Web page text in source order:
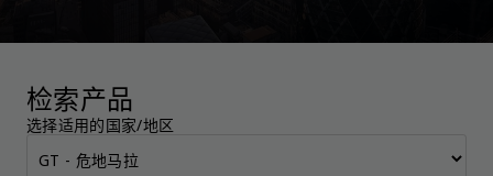
检索产品
选择适用的国家/地区